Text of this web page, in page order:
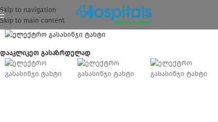
Skip to navigation
Skip to main content
დააკლიკეთ გასაზრდელად